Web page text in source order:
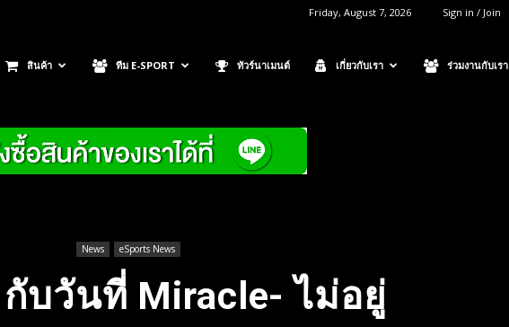
Friday, August 7, 2026 Sign in / Join
สินค้า ทีม E-SPORT ทัวร์นาเมนต์ เกี่ยวกับเรา ร่วมงานกับเรา
News eSports News
กับวันที่ Miracle- ไม่อยู่